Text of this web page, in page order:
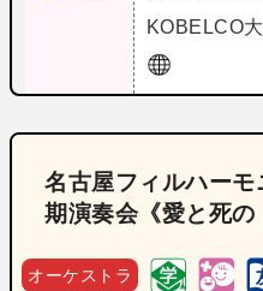
KOBELCO
名古屋フィルハー
期演奏会《愛と死の
オーケストラ